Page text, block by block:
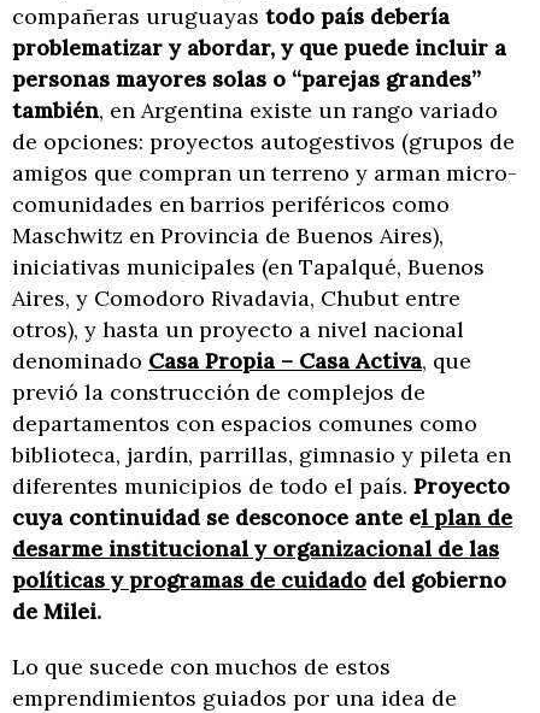
compañeras uruguayas todo país debería
problematizar y abordar, y que puede incluir a
personas mayores solas o “parejas grandes”
también, en Argentina existe un rango variado
de opciones: proyectos autogestivos (grupos de
amigos que compran un terreno y arman micro-
comunidades en barrios periféricos como
Maschwitz en Provincia de Buenos Aires),
iniciativas municipales (en Tapalqué, Buenos
Aires, y Comodoro Rivadavia, Chubut entre
otros), y hasta un proyecto a nivel nacional
denominado Casa Propia – Casa Activa, que
previó la construcción de complejos de
departamentos con espacios comunes como
biblioteca, jardín, parrillas, gimnasio y pileta en
diferentes municipios de todo el país. Proyecto
cuya continuidad se desconoce ante el plan de
desarme institucional y organizacional de las
políticas y programas de cuidado del gobierno
de Milei.
Lo que sucede con muchos de estos
emprendimientos guiados por una idea de